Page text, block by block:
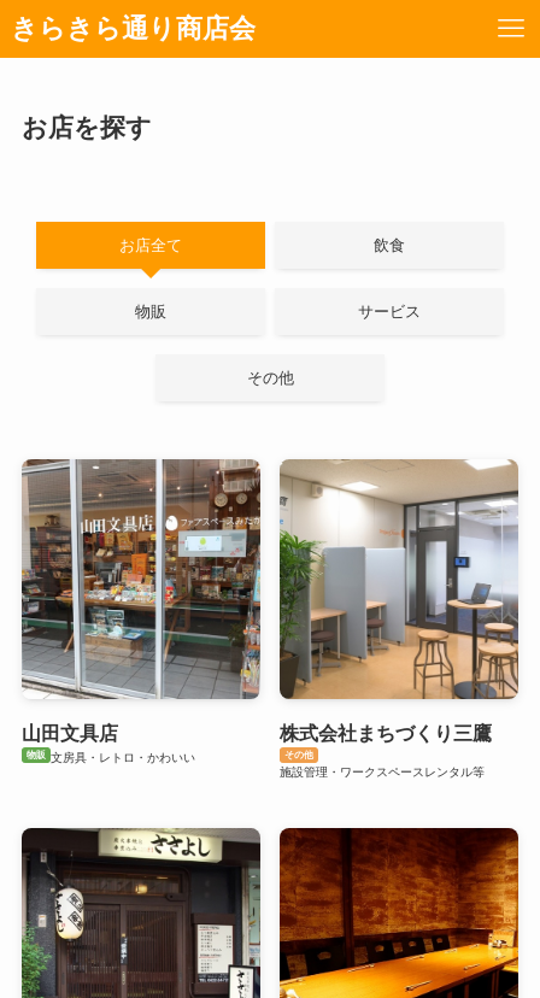
きらきら通り商店会
お店を探す
お店全て 飲食
物販 サービス
その他
山田文具店
物販 文房具・レトロ・かわいい
株式会社まちづくり三鷹
その他
施設管理・ワークスペースレンタル等